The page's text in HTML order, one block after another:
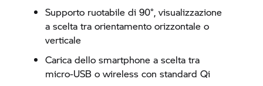
Supporto ruotabile di 90°, visualizzazione
a scelta tra orientamento orizzontale o
verticale
Carica dello smartphone a scelta tra
micro-USB o wireless con standard Qi